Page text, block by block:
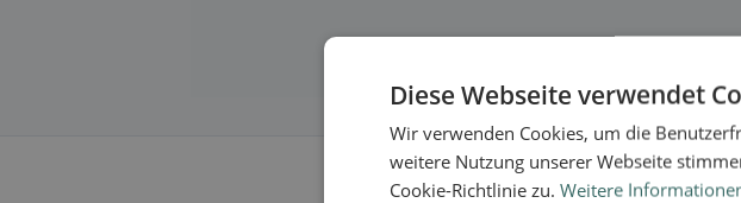
Diese Webseite verwendet
Wir verwenden Cookies, um die
weitere Nutzung unserer Webseite
Cookie-Richtlinie zu. Weitere